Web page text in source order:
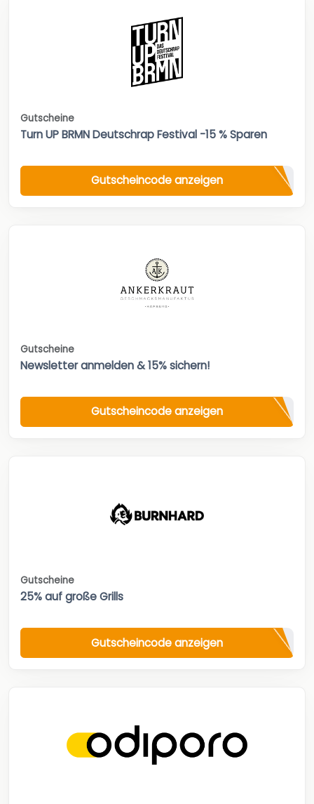
Gutscheine
Turn UP BRMN Deutschrap Festival -15 % Sparen
Gutscheincode anzeigen
Gutscheine
Newsletter anmelden & 15% sichern!
Gutscheincode anzeigen
Gutscheine
25% auf große Grills
Gutscheincode anzeigen